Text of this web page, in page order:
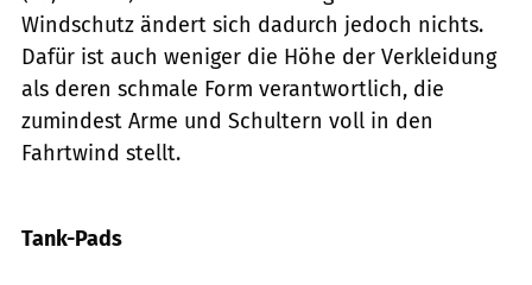
Windschutz ändert sich dadurch jedoch nichts.
Dafür ist auch weniger die Höhe der Verkleidung
als deren schmale Form verantwortlich, die
zumindest Arme und Schultern voll in den
Fahrtwind stellt.
Tank-Pads